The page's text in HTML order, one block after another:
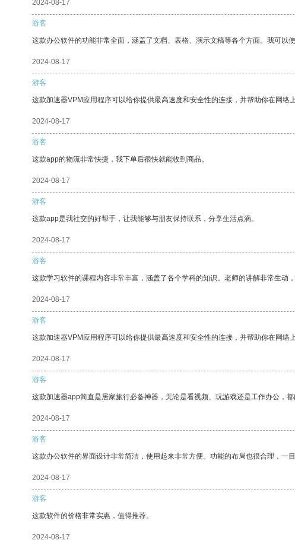
2024-08-17
游客
这款办公软件的功能非常全面，涵盖了文档、表格、演示文稿等各个方面。我可以
2024-08-17
游客
这款加速器VPM应用程序可以给你提供最高速度和安全性的连接，并帮助你在网络
2024-08-17
游客
这款app的物流非常快捷，我下单后很快就能收到商品。
2024-08-17
游客
这款app是我社交的好帮手，让我能够与朋友保持联系，分享生活点滴。
2024-08-17
游客
这款学习软件的课程内容非常丰富，涵盖了各个学科的知识。老师的讲解非常生动
2024-08-17
游客
这款加速器VPM应用程序可以给你提供最高速度和安全性的连接，并帮助你在网络
2024-08-17
游客
这款加速器app简直是居家旅行必备神器，无论是看视频、玩游戏还是工作办公，
2024-08-17
游客
这款办公软件的界面设计非常简洁，使用起来非常方便。功能的布局也很合理，一目
2024-08-17
游客
这款软件的价格非常实惠，值得推荐。
2024-08-17